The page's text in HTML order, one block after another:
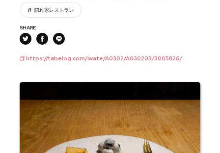
隠れ家レストラン
SHARE
https://tabelog.com/iwate/A0302/A030203/3005826/